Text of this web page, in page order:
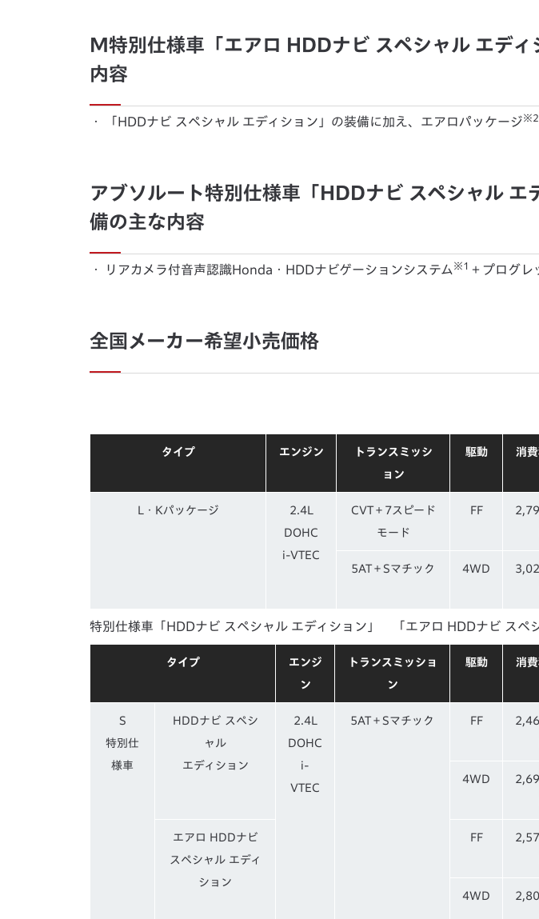
M特別仕様車「エアロ HDDナビ スペシャル エディ
内容
・ 「HDDナビ スペシャル エディション」の装備に加え、エアロパッケージ※2
アブソルート特別仕様車「HDDナビ スペシャル エ
備の主な内容
・ リアカメラ付音声認識Honda・HDDナビゲーションシステム ※1 ＋プログレ
全国メーカー希望小売価格
タイプ エンジン
トランスミッシ
ョン
駆動 消
L・Kパッケージ
2.4L
DOHC
i-VTEC
CVT＋7スピード
モード
FF
5AT＋Sマチック 4WD
特別仕様車「HDDナビ スペシャル エディション」 「エアロ HDDナビ スペ
タイプ
エンジ
ン
トランスミッショ
ン
駆動 消
S
特別仕
様車
HDDナビ スペシ
ャル
エディション
2.4L
DOHC
i-
VTEC
5AT＋Sマチック FF
4WD
エアロ HDDナビ
スペシャル エディ
ション
FF
4WD